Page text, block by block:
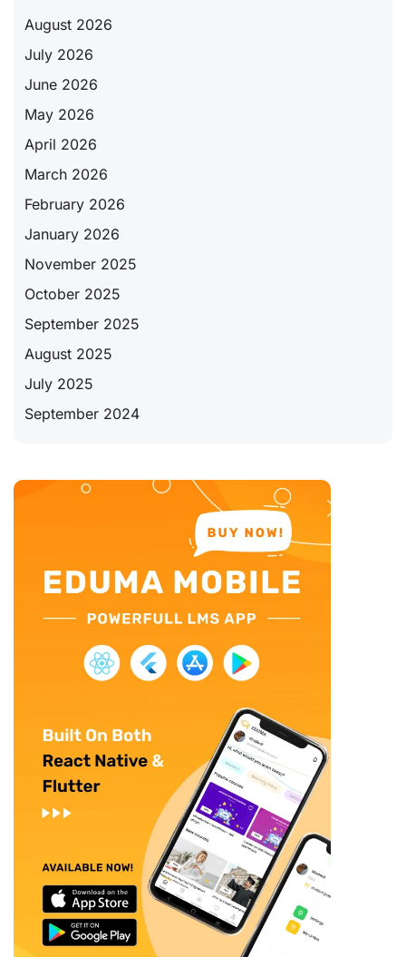
August 2026
July 2026
June 2026
May 2026
April 2026
March 2026
February 2026
January 2026
November 2025
October 2025
September 2025
August 2025
July 2025
September 2024